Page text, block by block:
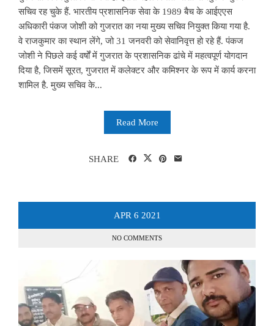
सचिव रह चुके हैं. भारतीय प्रशासनिक सेवा के 1989 बैच के आईएएस
अधिकारी पंकज जोशी को गुजरात का नया मुख्य सचिव नियुक्त किया गया है.
वे राजकुमार का स्थान लेंगे, जो 31 जनवरी को सेवानिवृत्त हो रहे हैं. पंकज
जोशी ने पिछले कई वर्षों में गुजरात के प्रशासनिक ढांचे में महत्वपूर्ण योगदान
दिया है, जिसमें सूरत, गुजरात में कलेक्टर और कमिश्नर के रूप में कार्य करना
शामिल है. मुख्य सचिव के...
Read More
SHARE
APR 6 2021
NO COMMENTS